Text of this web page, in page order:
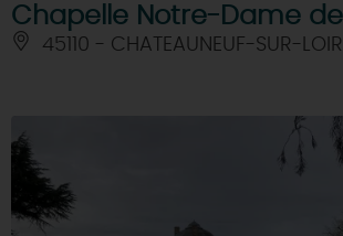
Chapelle Notre-Dame de
45110 - CHATEAUNEUF-SUR-